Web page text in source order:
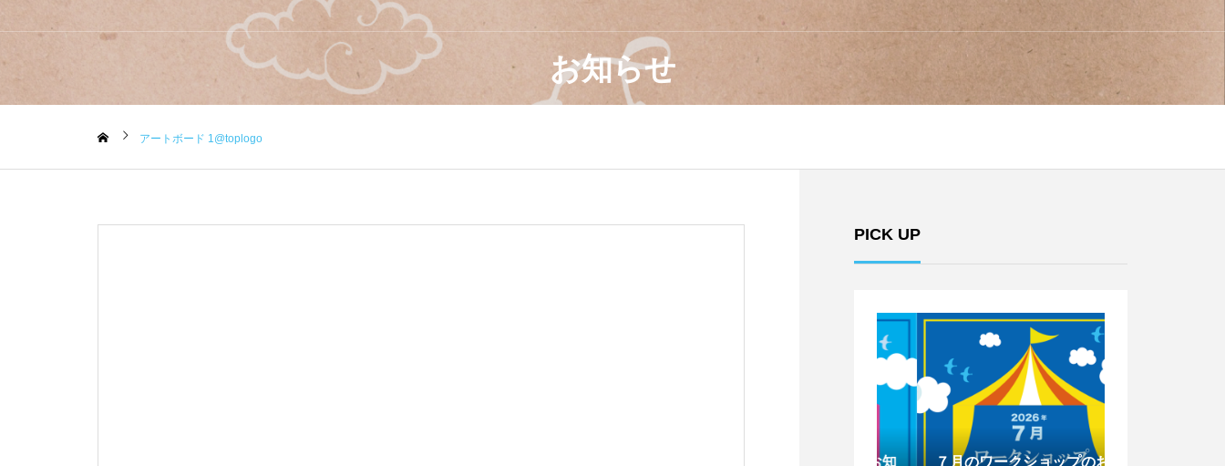
お知らせ
アートボード 1@toplogo
PICK UP
７月のワークショップのお知